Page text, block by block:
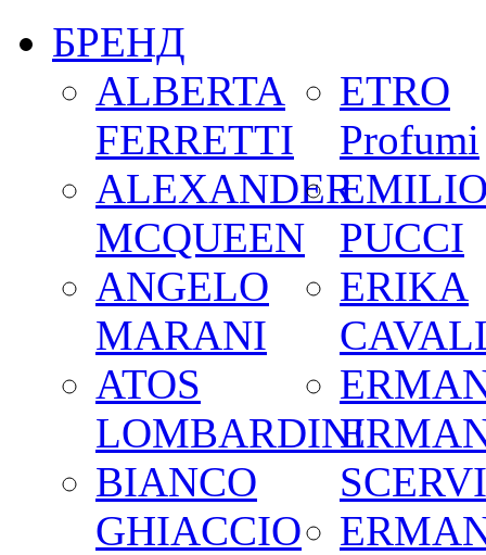
БРЕНД
ALBERTA
FERRETTI
ALEXANDER
MCQUEEN
ANGELO
MARANI
ATOS
LOMBARDINI
BIANCO
GHIACCIO
ETRO
Profumi
PUCCI
ERIKA